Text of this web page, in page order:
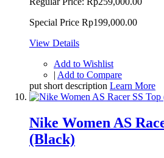
Special Price Rp199,000.00
View Details
Add to Wishlist
| Add to Compare
put short description Learn More
Nike Women AS
(Black)